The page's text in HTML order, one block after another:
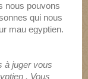
nous pouvons
qui nous
mau egyptien.
à juger vous
. Vous